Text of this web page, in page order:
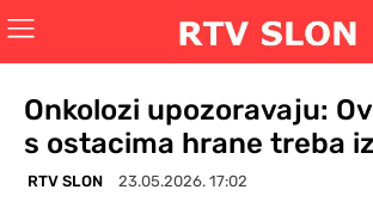
Onkolozi upozoravaju:
s ostacima hrane treba
RTV SLON 23.05.2026. 17:02